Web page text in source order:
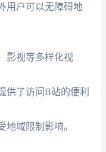
用户可以无障碍地
影视等多样化视
供了访问B站的便利
地域限制影响。